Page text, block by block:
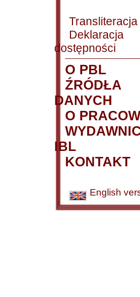
Transliteracja
Deklaracja
dostępności
O PBL
ŹRÓDŁA
DANYCH
O
IBL
KONTAKT
English